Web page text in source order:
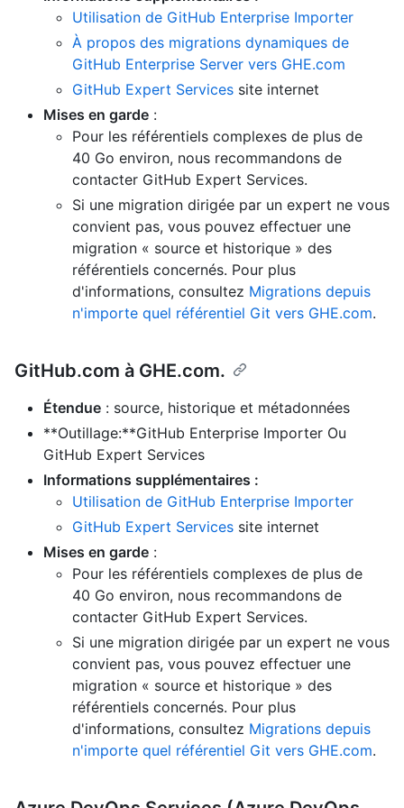
Utilisation de GitHub Enterprise Importer
À propos des migrations dynamiques de
GitHub Enterprise Server vers GHE.com
GitHub Expert Services site internet
Mises en garde :
Pour les référentiels complexes de plus de
40 Go environ, nous recommandons de
contacter GitHub Expert Services.
Si une migration dirigée par un expert ne vous
convient pas, vous pouvez effectuer une
migration « source et historique » des
référentiels concernés. Pour plus
d'informations, consultez Migrations depuis
n'importe quel référentiel Git vers GHE.com.
GitHub.com à GHE.com.
Étendue : source, historique et métadonnées
**Outillage:**GitHub Enterprise Importer Ou
GitHub Expert Services
Informations supplémentaires :
Utilisation de GitHub Enterprise Importer
GitHub Expert Services site internet
Mises en garde :
Pour les référentiels complexes de plus de
40 Go environ, nous recommandons de
contacter GitHub Expert Services.
Si une migration dirigée par un expert ne vous
convient pas, vous pouvez effectuer une
migration « source et historique » des
référentiels concernés. Pour plus
d'informations, consultez Migrations depuis
n'importe quel référentiel Git vers GHE.com.